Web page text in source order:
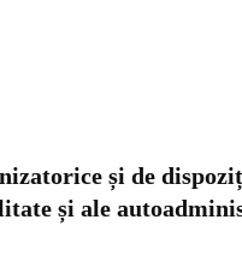
și de
și ale